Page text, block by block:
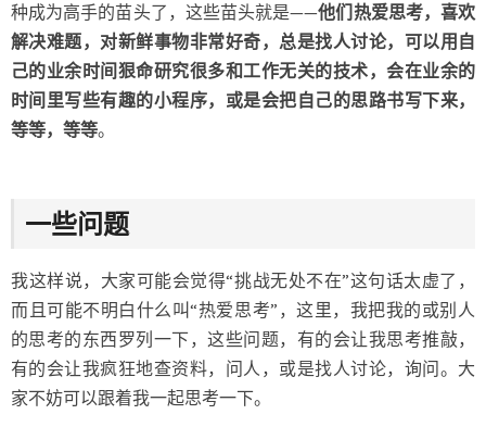
种成为高手的苗头了，这些苗头就是——他们热爱思考，喜欢
解决难题，对新鲜事物非常好奇，总是找人讨论，可以用自
己的业余时间狠命研究很多和工作无关的技术，会在业余的
时间里写些有趣的小程序，或是会把自己的思路书写下来，
等等，等等。
一些问题
我这样说，大家可能会觉得“挑战无处不在”这句话太虚了，
而且可能不明白什么叫“热爱思考”，这里，我把我的或别人
的思考的东西罗列一下，这些问题，有的会让我思考推敲，
有的会让我疯狂地查资料，问人，或是找人讨论，询问。大
家不妨可以跟着我一起思考一下。